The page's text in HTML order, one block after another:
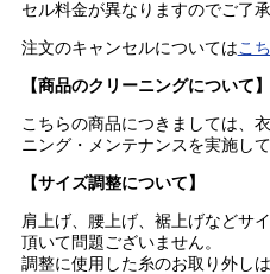
セル料金が異なりますのでご了承
注文のキャンセルについてはこ
【商品のクリーニングについて】
こちらの商品につきましては、
ニング・メンテナンスを実施して
【サイズ調整について】
肩上げ、腰上げ、裾上げなどサ
頂いて問題ございません。
調整に使用した糸のお取り外しは